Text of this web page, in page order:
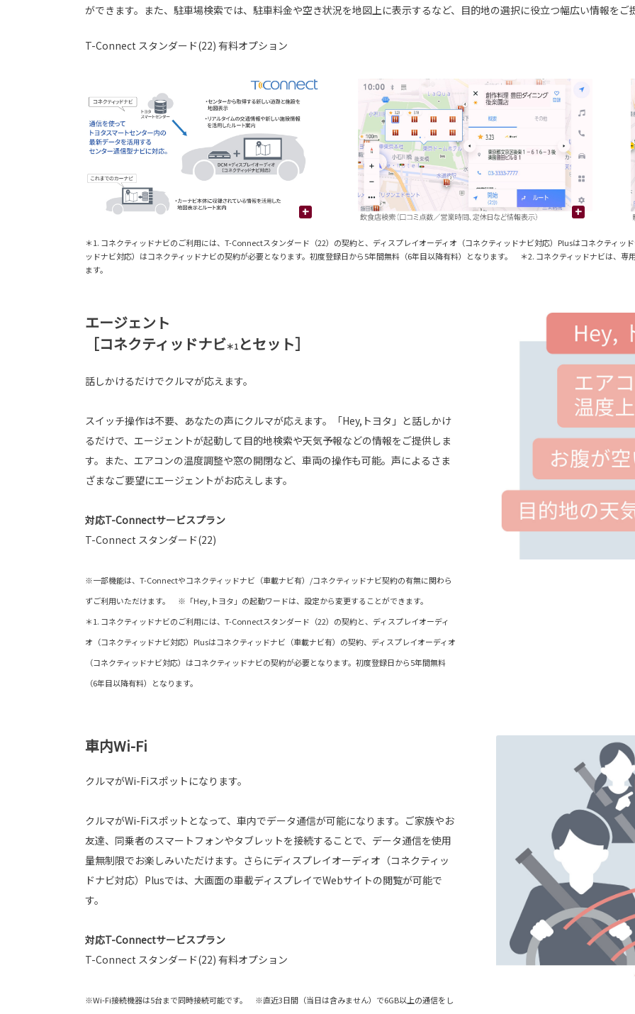
ができます。また、駐車場検索では、駐車料金や空き状況を地図上に表示するなど、目的地の選択に役立つ幅広い情報をご
T-Connect スタンダード(22) 有料オプション
+ +
＊1. コネクティッドナビのご利用には、T-Connectスタンダード（22）の契約と、ディスプレイオーディオ（コネクティッドナビ対応）Plusはコネクティッ
ッドナビ対応）はコネクティッドナビの契約が必要となります。初度登録日から5年間無料（6年目以降有料）となります。 ＊2. コネクティッドナビは、
ます。
エージェント
［コネクティッドナビ＊1 とセット］
話しかけるだけでクルマが応えます。
スイッチ操作は不要、あなたの声にクルマが応えます。「Hey,トヨタ」と話しかけ
るだけで、エージェントが起動して目的地検索や天気予報などの情報をご提供しま
す。また、エアコンの温度調整や窓の開閉など、車両の操作も可能。声によるさま
ざまなご要望にエージェントがお応えします。
対応T-Connectサービスプラン
T-Connect スタンダード(22)
※一部機能は、T-Connectやコネクティッドナビ（車載ナビ有）/コネクティッドナビ契約の有無に関わら
ずご利用いただけます。 ※「Hey,トヨタ」の起動ワードは、設定から変更することができます。
＊1. コネクティッドナビのご利用には、T-Connectスタンダード（22）の契約と、ディスプレイオーディ
オ（コネクティッドナビ対応）Plusはコネクティッドナビ（車載ナビ有）の契約、ディスプレイオーディオ
（コネクティッドナビ対応）はコネクティッドナビの契約が必要となります。初度登録日から5年間無料
（6年目以降有料）となります。
車内Wi-Fi
クルマがWi-Fiスポットになります。
クルマがWi-Fiスポットとなって、車内でデータ通信が可能になります。ご家族やお
友達、同乗者のスマートフォンやタブレットを接続することで、データ通信を使用
量無制限でお楽しみいただけます。さらにディスプレイオーディオ（コネクティッ
ドナビ対応）Plusでは、大画面の車載ディスプレイでWebサイトの閲覧が可能で
す。
対応T-Connectサービスプラン
T-Connect スタンダード(22) 有料オプション
※Wi-Fi接続機器は5台まで同時接続可能です。 ※直近3日間（当日は含みません）で6GB以上の通信をし